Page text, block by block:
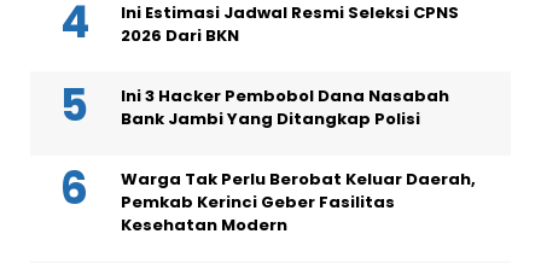
Ini Estimasi Jadwal Resmi Seleksi CPNS
2026 Dari BKN
Ini 3 Hacker Pembobol Dana Nasabah
Bank Jambi Yang Ditangkap Polisi
Warga Tak Perlu Berobat Keluar Daerah,
Pemkab Kerinci Geber Fasilitas
Kesehatan Modern